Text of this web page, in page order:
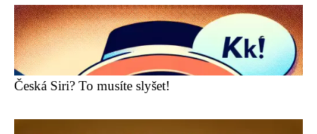
Česká Siri? To musíte slyšet!